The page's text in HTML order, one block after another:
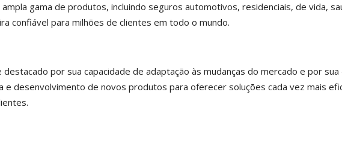
gama de produtos, incluindo seguros automotivos, residenciais, de vida,
confiável para milhões de clientes em todo o mundo.
por sua capacidade de adaptação às mudanças do mercado e por
desenvolvimento de novos produtos para oferecer soluções cada vez mais